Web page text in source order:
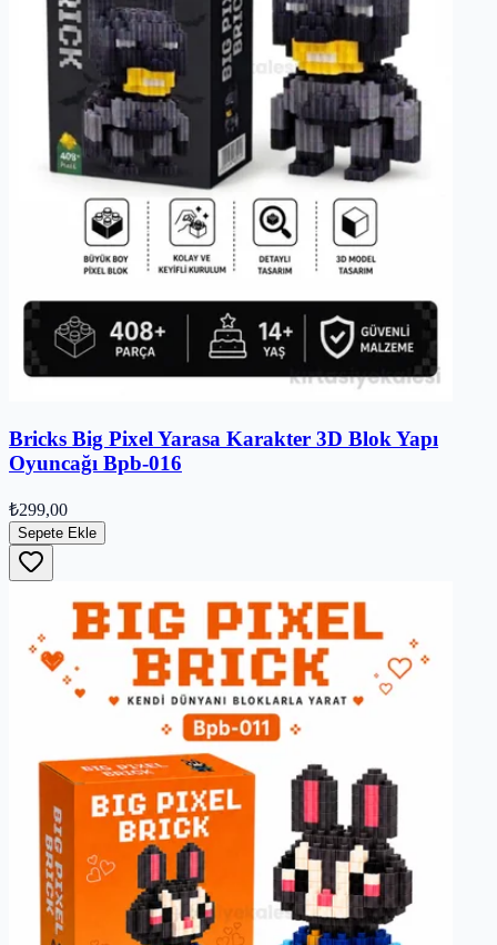
Bricks Big Pixel Yarasa Karakter 3D Blok Yapı
Oyuncağı Bpb-016
₺299,00
Sepete Ekle